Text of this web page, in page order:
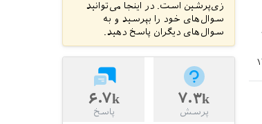
زی‌پرشین است. در اینجا می‌توانید
سوال‌های خود را بپرسید و به
سوال‌های دیگران پاسخ دهید.
۷.۳k
پرسش
۶.۷k
پاسخ